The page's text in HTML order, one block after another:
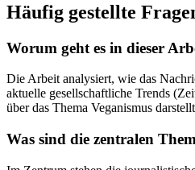
Häufig gestellte
Worum geht es in dieser
Die Arbeit analysiert, wie das
aktuelle gesellschaftliche Trends
über das Thema Veganismus
Was sind die zentralen